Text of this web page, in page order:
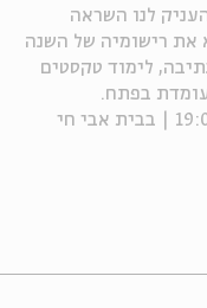
לנו השראה
את רישומיה של השנה
לימוד טקסטים
בפתח.